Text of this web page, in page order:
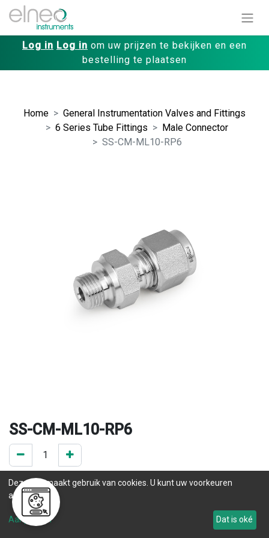
Log in Log in om uw prijzen te bekijken en een
bestelling te plaatsen
Home
General Instrumentation Valves and Fittings
6 Series Tube Fittings
Male Connector
SS-CM-ML10-RP6
SS-CM-ML10-RP6
0 ST op voorraad
.
Levertijd
Deze site maakt gebruik van cookies. U kunt uw voorkeuren
aanpassen.
Aanpassen Dat is oké